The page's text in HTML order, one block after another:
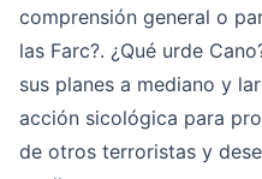
comprensión general o
las Farc?. ¿Qué urde
sus planes a mediano y
acción sicológica para
de otros terroristas y